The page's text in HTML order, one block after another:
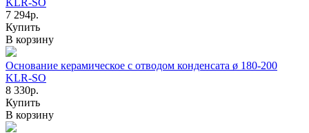
7 294р.
Купить
В корзину
Основание керамическое с отводом конденсата ø 180-200
KLR-SO
8 330р.
Купить
В корзину